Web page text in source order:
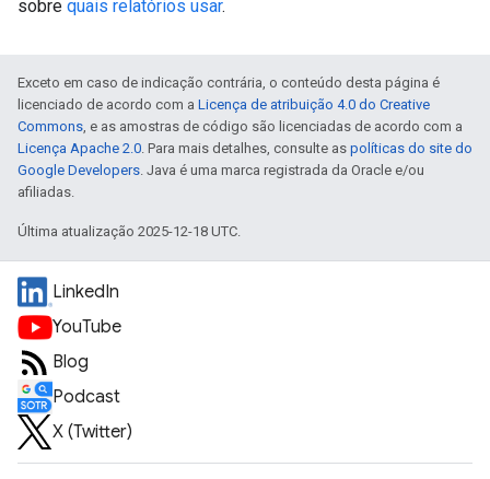
sobre quais relatórios usar.
Exceto em caso de indicação contrária, o conteúdo desta página é
licenciado de acordo com a Licença de atribuição 4.0 do Creative
Commons, e as amostras de código são licenciadas de acordo com a
Licença Apache 2.0. Para mais detalhes, consulte as políticas do site do
Google Developers. Java é uma marca registrada da Oracle e/ou
afiliadas.
Última atualização 2025-12-18 UTC.
LinkedIn
YouTube
Blog
Podcast
X (Twitter)